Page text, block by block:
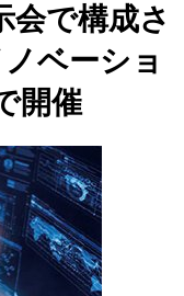
会で構成さ
ベーショ
開催